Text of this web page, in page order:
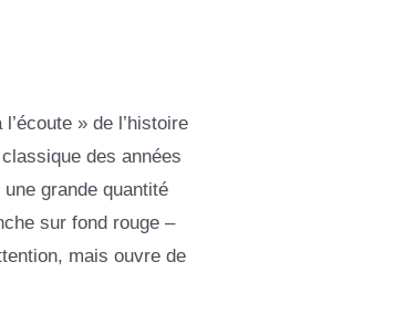
» de l’histoire
des années
grande quantité
sur fond rouge –
mais ouvre de